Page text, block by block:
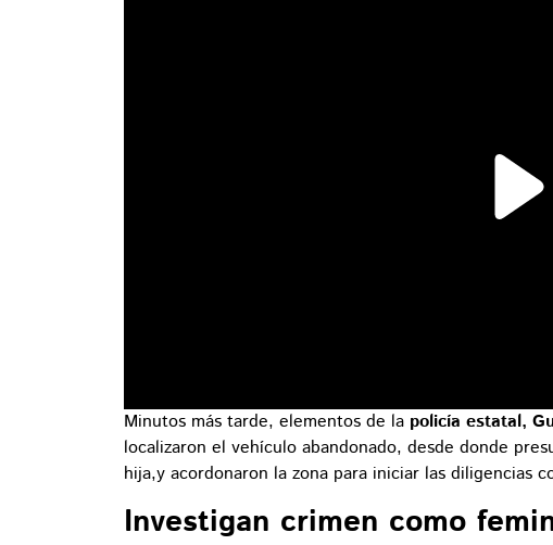
Minutos más tarde, elementos de la policía estatal,
localizaron el vehículo abandonado, desde donde
hija,y acordonaron la zona para iniciar las diligencias
Investigan crimen como